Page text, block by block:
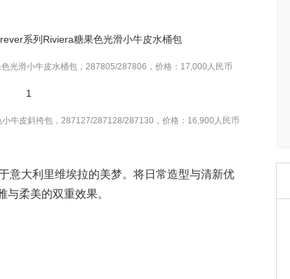
光滑小牛皮水桶包，287805/287806，价格：17,000人民币
牛皮斜挎包，287127/287128/287130，价格：16,900人民币
意大利里维埃拉的美梦。将日常造型与清新优
柔美的双重效果。